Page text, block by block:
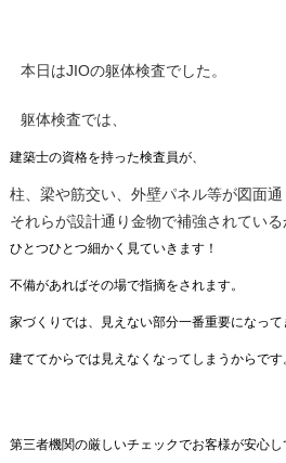
本日はJIOの躯体検査でした。
躯体検査では、
建築士の資格を持った検査員が、
柱、梁や筋交い、外壁パネル等が図面通
それらが設計通り金物で補強されている
ひとつひとつ細かく見ていきます！
不備があればその場で指摘をされます。
家づくりでは、見えない部分一番重要になって
建ててからでは見えなくなってしまうからです
第三者機関の厳しいチェックでお客様が安心